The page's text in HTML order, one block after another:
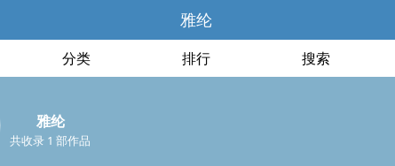
雅纶
分类 排行 搜索
雅纶
共收录 1 部作品